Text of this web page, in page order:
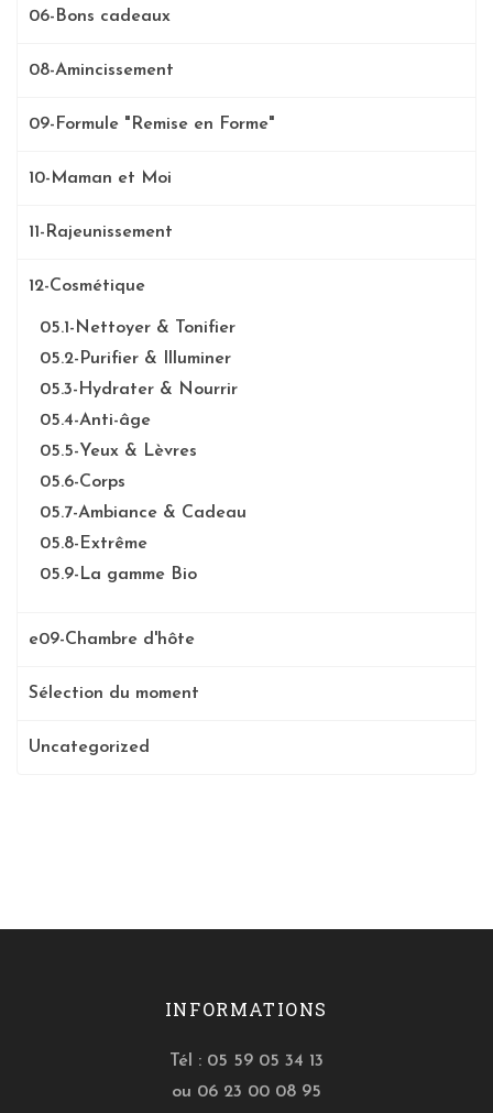
06-Bons cadeaux
08-Amincissement
09-Formule "Remise en Forme"
10-Maman et Moi
11-Rajeunissement
12-Cosmétique
05.1-Nettoyer & Tonifier
05.2-Purifier & Illuminer
05.3-Hydrater & Nourrir
05.4-Anti-âge
05.5-Yeux & Lèvres
05.6-Corps
05.7-Ambiance & Cadeau
05.8-Extrême
05.9-La gamme Bio
e09-Chambre d'hôte
Sélection du moment
Uncategorized
INFORMATIONS
Tél : 05 59 05 34 13
ou 06 23 00 08 95